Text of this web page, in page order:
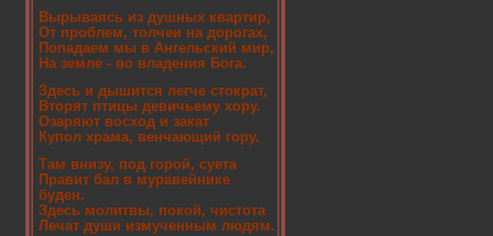
Вырываясь из душных квартир,
От проблем, толчеи на дорогах,
Попадаем мы в Ангельский мир,
На земле - во владения Бога.
Здесь и дышится легче стократ,
Вторят птицы девичьему хору.
Озаряют восход и закат
Купол храма, венчающий гору.
Там внизу, под горой, суета
Правит бал в муравейнике
буден.
Здесь молитвы, покой, чистота
Лечат души измученным людям.